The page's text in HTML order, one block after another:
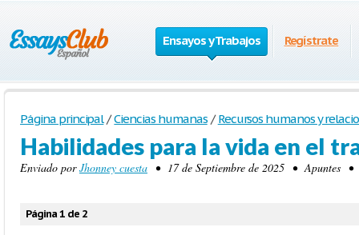
Ensayos y Trabajos Regístrate
Página principal / Ciencias humanas / Recursos humanos y
Habilidades para la vida en el
Enviado porJhonney cuesta • 17 de Septiembre de 2025 • Apuntes
Página 1 de 2